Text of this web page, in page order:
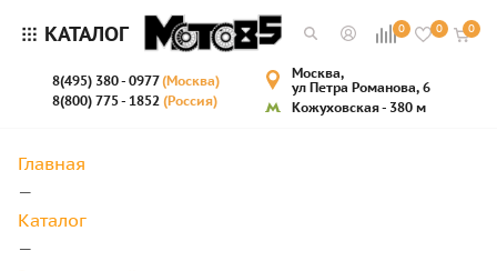
КАТАЛОГ 0 0 0
8(495) 380 - 0977(Москва)
8(800) 775 - 1852 (Россия)
Москва,
ул Петра Романова, 6
Кожуховская - 380 м
Главная
—
Каталог
—